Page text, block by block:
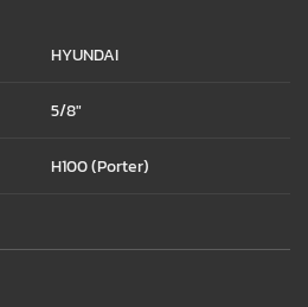
HYUNDAI
5/8"
H100 (Porter)